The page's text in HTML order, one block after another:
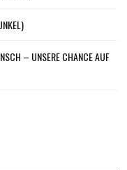
– UNSERE CHANCE AUF